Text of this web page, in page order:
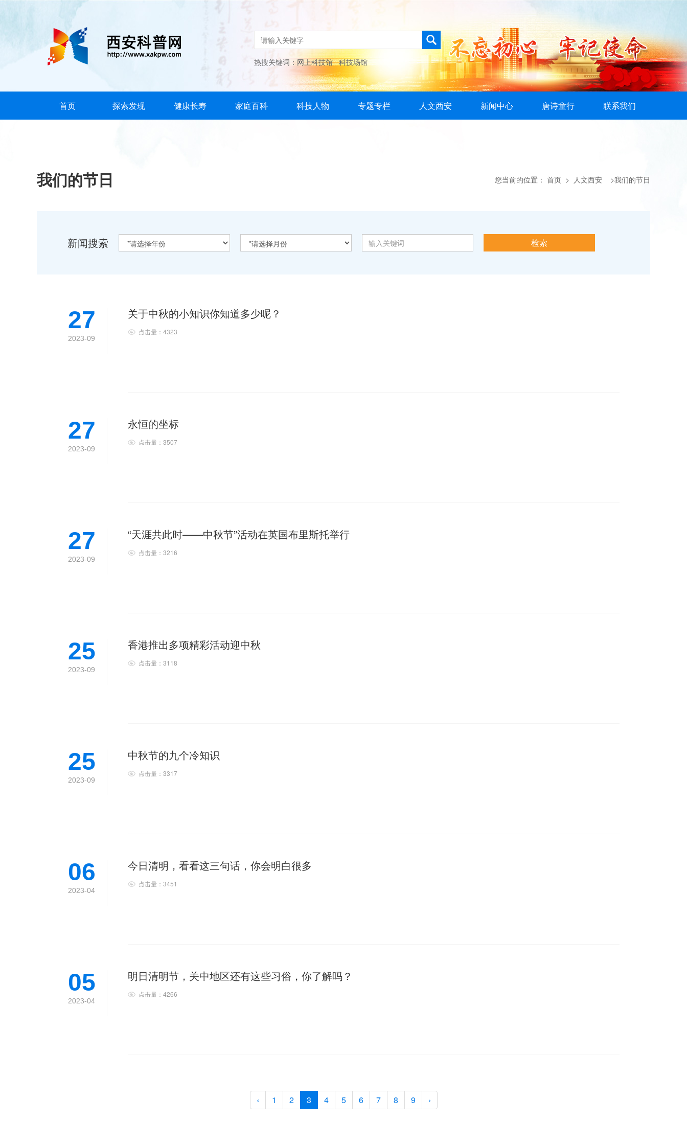
热搜关键词： 网上科技馆 科技场馆
首页 探索发现 健康长寿 家庭百科 科技人物 专题专栏 人文西安 新闻中心 唐诗童行 联系我们
我们的节日 您当前的位置： 首页 > 人文西安 >我们的节日
新闻搜索
27
2023-09
关于中秋的小知识你知道多少呢？
点击量：4323
27
2023-09
永恒的坐标
点击量：3507
27
2023-09
“天涯共此时——中秋节”活动在英国布里斯托举行
点击量：3216
25
2023-09
香港推出多项精彩活动迎中秋
点击量：3118
25
2023-09
中秋节的九个冷知识
点击量：3317
06
2023-04
今日清明，看看这三句话，你会明白很多
点击量：3451
05
2023-04
明日清明节，关中地区还有这些习俗，你了解吗？
点击量：4266
‹ 1 2 3 4 5 6 7 8 9 ›